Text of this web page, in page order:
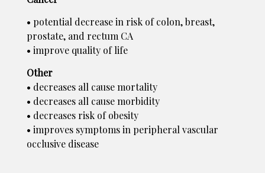
• potential decrease in risk of colon, breast,
prostate, and rectum CA
• improve quality of life
Other
• decreases all cause mortality
• decreases all cause morbidity
• decreases risk of obesity
• improves symptoms in peripheral vascular
occlusive disease